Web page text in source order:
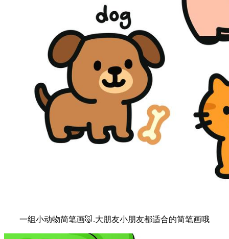
一组小动物简笔画🐷.大朋友小朋友都适合的简笔画哦